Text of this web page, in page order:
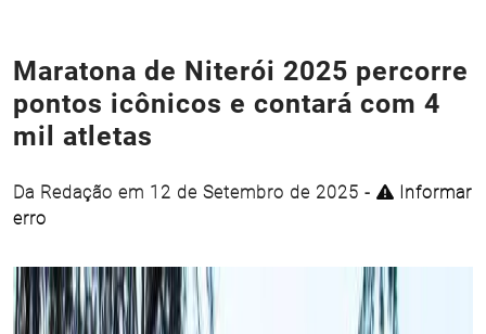
Maratona de Niterói 2025 percorre
pontos icônicos e contará com 4
mil atletas
Da Redação em 12 de Setembro de 2025 -
Informar
erro